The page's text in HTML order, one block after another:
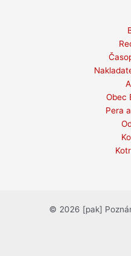
Obec
Pera
© 2026 [pak]